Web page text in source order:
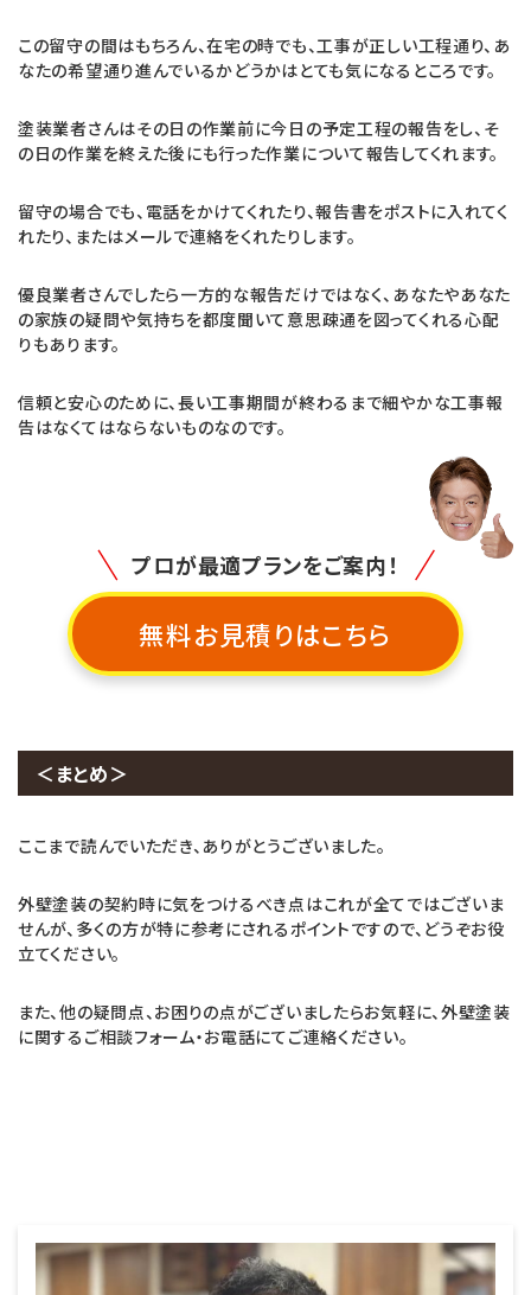
この留守の間はもちろん、在宅の時でも、工事が正しい工程通り、あ
なたの希望通り進んでいるかどうかはとても気になるところです。
塗装業者さんはその日の作業前に今日の予定工程の報告をし、そ
の日の作業を終えた後にも行った作業について報告してくれます。
留守の場合でも、電話をかけてくれたり、報告書をポストに入れてく
れたり、またはメールで連絡をくれたりします。
優良業者さんでしたら一方的な報告だけではなく、あなたやあなた
の家族の疑問や気持ちを都度聞いて意思疎通を図ってくれる心配
りもあります。
信頼と安心のために、長い工事期間が終わるまで細やかな工事報
告はなくてはならないものなのです。
プロが最適プランをご案内！
無料お見積りはこちら
＜まとめ＞
ここまで読んでいただき、ありがとうございました。
外壁塗装の契約時に気をつけるべき点はこれが全てではございま
せんが、多くの方が特に参考にされるポイントですので、どうぞお役
立てください。
また、他の疑問点、お困りの点がございましたらお気軽に、外壁塗装
に関するご相談フォーム・お電話にてご連絡ください。